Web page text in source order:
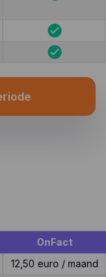
OnFact
12,50 euro / maand